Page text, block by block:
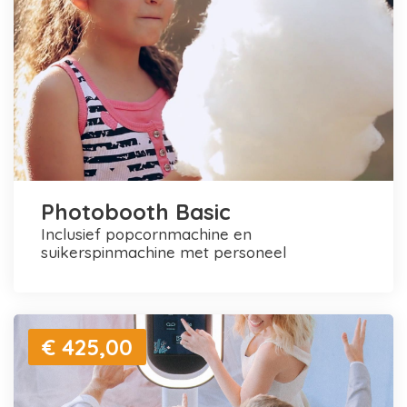
Photobooth Basic
inclusief popcornmachine en
suikerspinmachine met personeel
€ 425,00